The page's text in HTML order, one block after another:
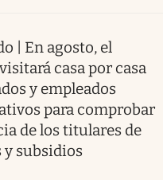
| En agosto, el
casa por casa
y empleados
para comprobar
de los titulares de
y subsidios